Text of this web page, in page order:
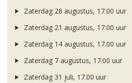
Zaterdag 28 augustus, 17.00 uur
Zaterdag 21 augustus, 17.00 uur
Zaterdag 14 augustus, 17.00 uur
Zaterdag 7 augustus, 17.00 uur
Zaterdag 31 juli, 17.00 uur